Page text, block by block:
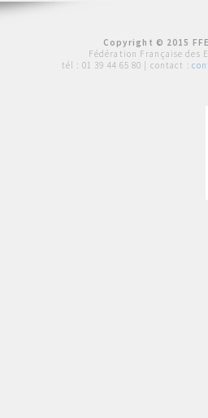
Copyright © 2015
Fédération Française des
tél : 01 39 44 65 80 | contact :